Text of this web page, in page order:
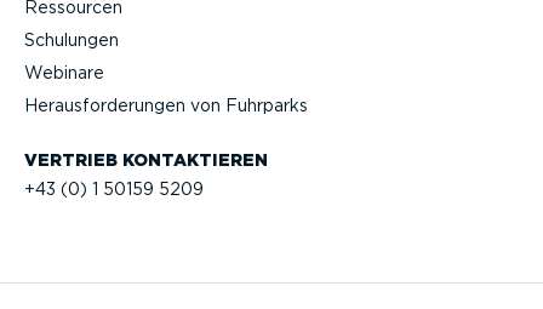
VERTRIEB KONTAK­TIEREN
+43 (0) 1 50159 5209
Ressourcen
Schulungen
Webinare
Heraus­for­de­rungen von Fuhrparks